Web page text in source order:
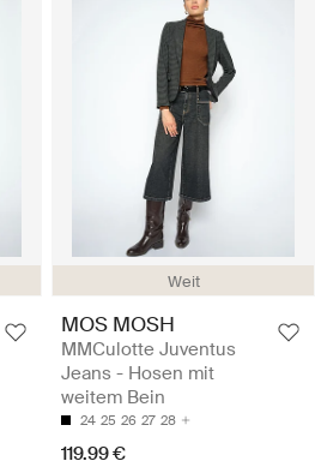
Weit
MOS MOSH
MMCulotte Juventus
Jeans - Hosen mit
weitem Bein
24 25 26 27 28
119.99 €